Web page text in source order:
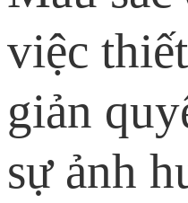
việc
giản
sự ảnh